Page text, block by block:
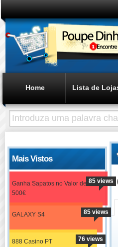
Home Lista de
Mais Vistos
Ganha Sapatos no Valor de
500€
85 views
GALAXY S4 85 views
888 Casino PT 76 views